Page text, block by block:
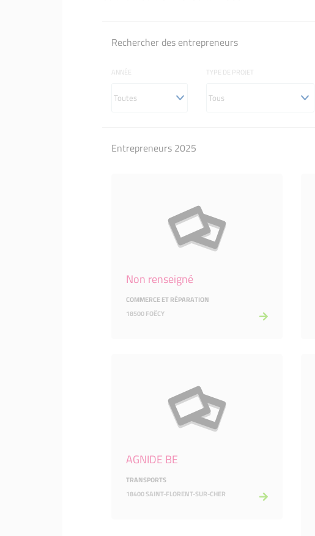
Rechercher des entrepreneurs
ANNÉE TYPE DE PROJET
Entrepreneurs 2025
Non renseigné
COMMERCE ET RÉPARATION
18500 FOËCY
AGNIDE BE
TRANSPORTS
18400 SAINT-FLORENT-SUR-CHER